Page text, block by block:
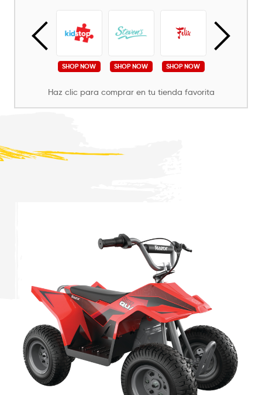
SHOP NOW SHOP NOW SHOP NOW
Haz clic para comprar en tu tienda favorita